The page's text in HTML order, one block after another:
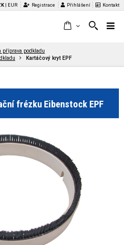
EUR Registrace Přihlášení Kontakt
příprava podkladu
Kartáčový kryt EPF
frézku Eibenstock EPF